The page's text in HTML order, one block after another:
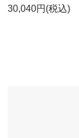
30,040円(税込)